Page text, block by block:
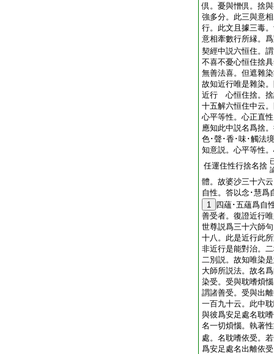
倶。憂與憎倶。捨
強多分。此三與意
行。此文且據三毒
意相牽數行所縁。
契經中説六恒住。
不喜不憂心恒住捨
無善法喜。但遮雜
故知近行唯是雜染
近行 心恒住捨。捨
十五解六恒住中云
心平等性。心正直
應知此中説名爲捨
色･聲･香･味･觸法
知意説。心平等性
任運住性行捨名捨
體。故婆沙三十六
自性。答以念･慧爲
1 四蘊･五蘊爲
善受者。復證近行
世尊説爲三十六師
十八。此是近行此
非近行是能對治。
二別説。故知唯染
大師所説法。故名
染受。受與耽嗜煩
謂諸善受。受與出
一百九十云。此中
與彼爲安足處名耽
名一切煩惱。執著
處。名耽嗜依受。
爲安足處名出離依